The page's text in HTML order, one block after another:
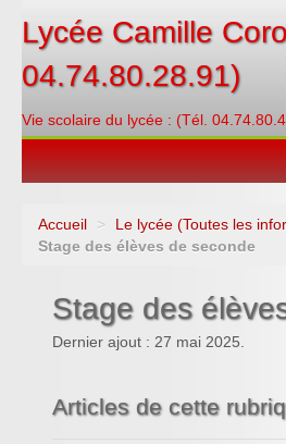
Lycée Camille
04.74.80.28.91)
Vie scolaire du lycée : (Tél.
Espace restauration
Contacter
Créditer/Réserver
Accueil > Le lycée (Toutes les
Stage des élèves de seconde
Stage des
Dernier ajout : 27 mai 2025.
Articles de cette